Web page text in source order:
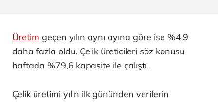
Üretim geçen yılın aynı ayına göre ise %4,9
daha fazla oldu. Çelik üreticileri söz konusu
haftada %79,6 kapasite ile çalıştı.
Çelik üretimi yılın ilk gününden verilerin